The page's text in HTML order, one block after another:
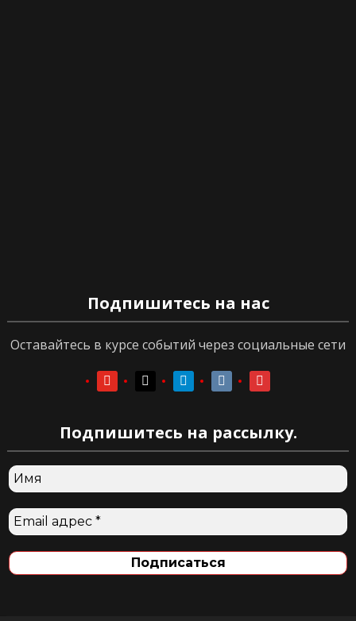
Подпишитесь на нас
Оставайтесь в курсе событий через социальные сети
youtubeyoutubetelegramvkontaktevkontakte
Подпишитесь на рассылку.